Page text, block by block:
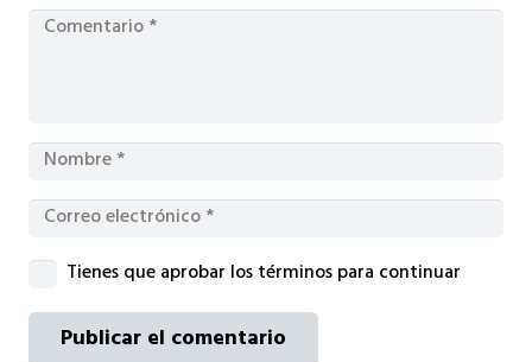
Tienes que aprobar los términos para continuar
Publicar el comentario